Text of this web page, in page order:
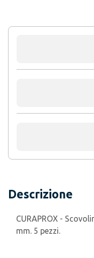
Descrizione
CURAPROX -
mm. 5 pezzi.